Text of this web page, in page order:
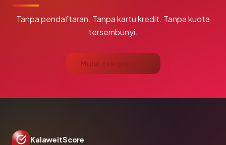
Tanpa pendaftaran. Tanpa kartu kredit. Tanpa kuota
tersembunyi.
Mulai cek gratis →
KalaweitScore